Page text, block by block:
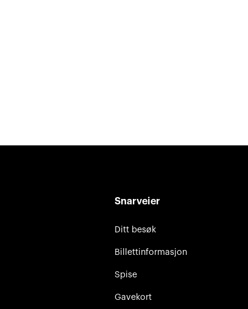
Snarveier
Ditt besøk
Billettinformasjon
Spise
Gavekort